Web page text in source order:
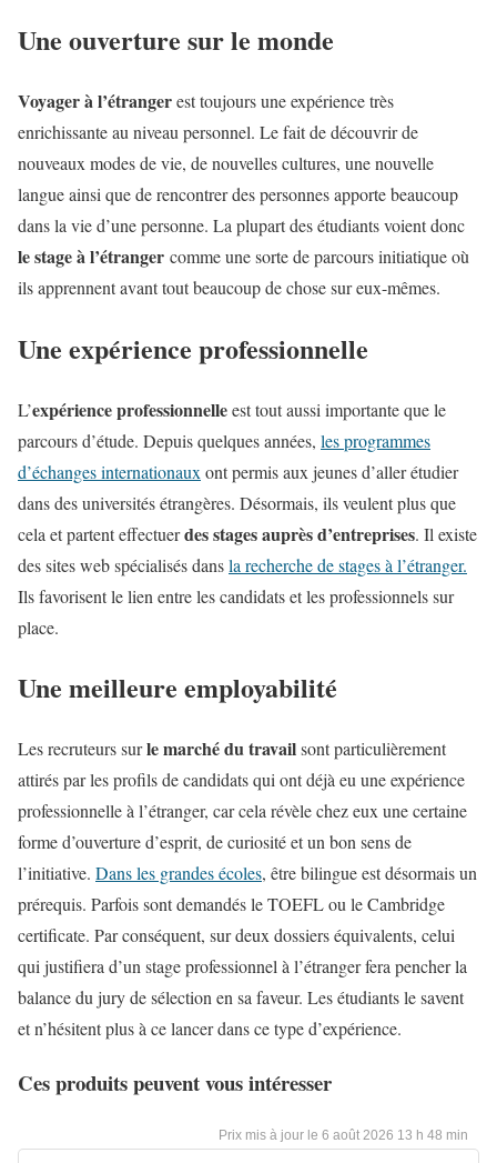
Une ouverture sur le monde
Voyager à l’étrangerest toujours une expérience très
enrichissante au niveau personnel. Le fait de découvrir de
nouveaux modes de vie, de nouvelles cultures, une nouvelle
langue ainsi que de rencontrer des personnes apporte beaucoup
dans la vie d’une personne. La plupart des étudiants voient donc
le stage à l’étranger comme une sorte de parcours initiatique où
ils apprennent avant tout beaucoup de chose sur eux-mêmes.
Une expérience professionnelle
L’expérience professionnelleest tout aussi importante que le
parcours d’étude. Depuis quelques années, les programmes
d’échanges internationaux ont permis aux jeunes d’aller étudier
dans des universités étrangères. Désormais, ils veulent plus que
cela et partent effectuerdes stages auprès d’entreprises. Il existe
des sites web spécialisés dansla recherche de stages à l’étranger.
Ils favorisent le lien entre les candidats et les professionnels sur
place.
Une meilleure employabilité
Les recruteurs surle marché du travailsont particulièrement
attirés par les profils de candidats qui ont déjà eu une expérience
professionnelle à l’étranger, car cela révèle chez eux une certaine
forme d’ouverture d’esprit, de curiosité et un bon sens de
l’initiative. Dans les grandes écoles, être bilingue est désormais un
prérequis. Parfois sont demandés le TOEFL ou le Cambridge
certificate. Par conséquent, sur deux dossiers équivalents, celui
qui justifiera d’un stage professionnel à l’étranger fera pencher la
balance du jury de sélection en sa faveur. Les étudiants le savent
et n’hésitent plus à ce lancer dans ce type d’expérience.
Ces produits peuvent vous intéresser
6 août 2026 13 h 48 min